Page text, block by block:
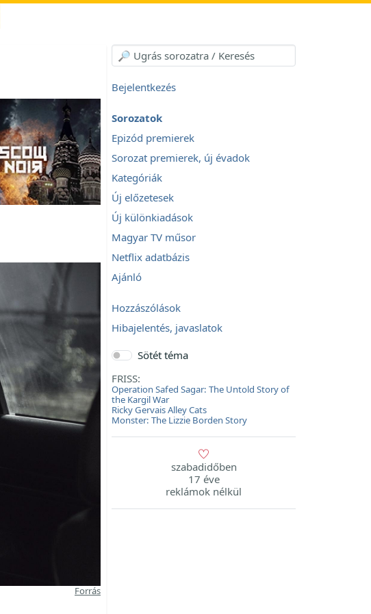
Forrás
Bejelentkezés
Sorozatok
Epizód premierek
Sorozat premierek, új évadok
Kategóriák
Új előzetesek
Új különkiadások
Magyar TV műsor
Netflix adatbázis
Ajánló
Hozzászólások
Hibajelentés, javaslatok
Sötét téma
FRISS:
Operation Safed Sagar: The Untold Story of
the Kargil War
Ricky Gervais Alley Cats
Monster: The Lizzie Borden Story
szabadidőben
17 éve
reklámok nélkül